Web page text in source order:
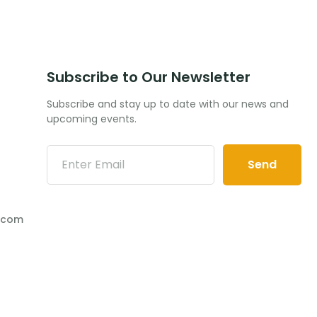
Subscribe to Our Newsletter
Subscribe and stay up to date with our news and
upcoming events.
Send